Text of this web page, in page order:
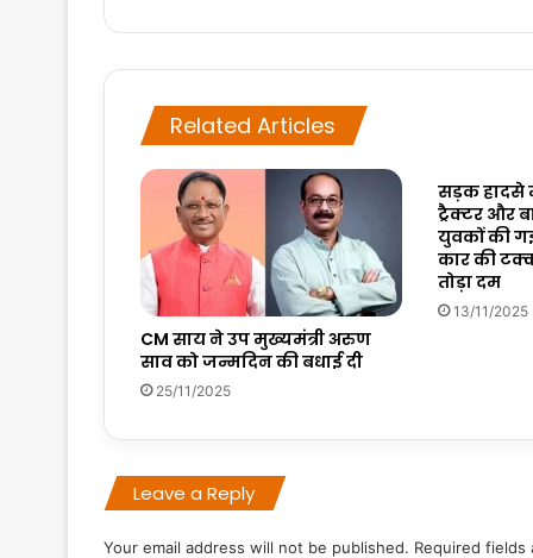
Related Articles
CM साय ने उप मुख्यमंत्री अरुण
साव को जन्मदिन की बधाई दी
25/11/2025
सड़क हादसे
ट्रैक्टर और
युवकों की
कार की
तोड़ा दम
13/11/2025
Leave a Reply
Your email address will not be published. Required fields